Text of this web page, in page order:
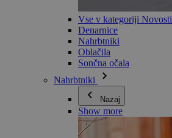
Vse v kategoriji Novosti
Denarnice
Nahrbtniki
Oblačila
Sončna očala
Nahrbtniki
Nazaj
Show more